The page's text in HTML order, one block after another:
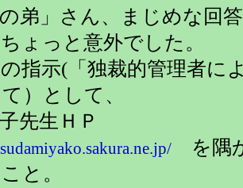
弟」さん、まじめな回
ょっと意外でした。
指示(「独裁的管理者に
）として、
子先生ＨＰ
を隅
と。